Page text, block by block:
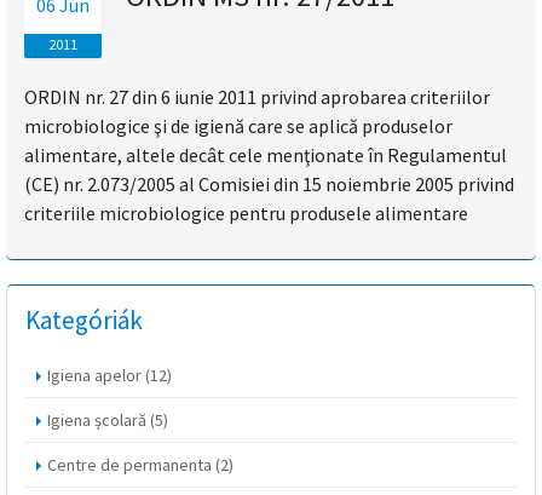
magyar
nyelvű
oldal
fejlesztés
alatt
van
román
nyelvű
oldalra
06 Jún
2011
ORDIN nr. 27 din 6 iunie 2011 privind aprobarea criteriilor
microbiologice şi de igienă care se aplică produselor
alimentare, altele decât cele menţionate în Regulamentul
(CE) nr. 2.073/2005 al Comisiei din 15 noiembrie 2005 privind
criteriile microbiologice pentru produsele alimentare
Kategóriák
Igiena apelor(12)
Igiena școlară (5)
Centre de permanenta (2)